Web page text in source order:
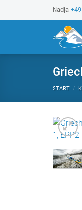
u
n
t
Nadja
START /